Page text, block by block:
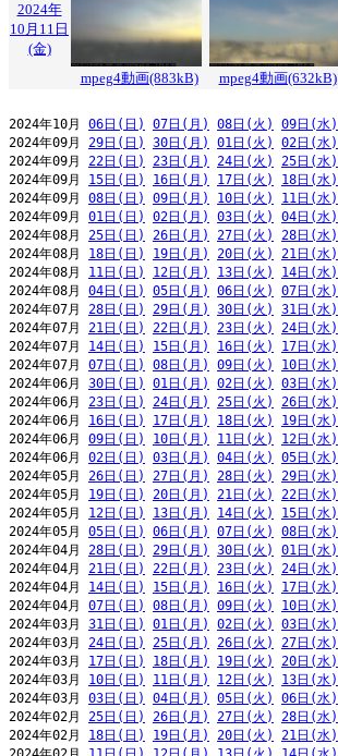
2024年
10月11日
(金)
mpeg4動画(883kB) mpeg4動画(632kB)
2024年10月 06日(日) 07日(月) 08日(火) 09日(水)
2024年09月 29日(日) 30日(月) 01日(火) 02日(水)
2024年09月 22日(日) 23日(月) 24日(火) 25日(水)
2024年09月 15日(日) 16日(月) 17日(火) 18日(水)
2024年09月 08日(日) 09日(月) 10日(火) 11日(水)
2024年09月 01日(日) 02日(月) 03日(火) 04日(水)
2024年08月 25日(日) 26日(月) 27日(火) 28日(水)
2024年08月 18日(日) 19日(月) 20日(火) 21日(水)
2024年08月 11日(日) 12日(月) 13日(火) 14日(水)
2024年08月 04日(日) 05日(月) 06日(火) 07日(水)
2024年07月 28日(日) 29日(月) 30日(火) 31日(水)
2024年07月 21日(日) 22日(月) 23日(火) 24日(水)
2024年07月 14日(日) 15日(月) 16日(火) 17日(水)
2024年07月 07日(日) 08日(月) 09日(火) 10日(水)
2024年06月 30日(日) 01日(月) 02日(火) 03日(水)
2024年06月 23日(日) 24日(月) 25日(火) 26日(水)
2024年06月 16日(日) 17日(月) 18日(火) 19日(水)
2024年06月 09日(日) 10日(月) 11日(火) 12日(水)
2024年06月 02日(日) 03日(月) 04日(火) 05日(水)
2024年05月 26日(日) 27日(月) 28日(火) 29日(水)
2024年05月 19日(日) 20日(月) 21日(火) 22日(水)
2024年05月 12日(日) 13日(月) 14日(火) 15日(水)
2024年05月 05日(日) 06日(月) 07日(火) 08日(水)
2024年04月 28日(日) 29日(月) 30日(火) 01日(水)
2024年04月 21日(日) 22日(月) 23日(火) 24日(水)
2024年04月 14日(日) 15日(月) 16日(火) 17日(水)
2024年04月 07日(日) 08日(月) 09日(火) 10日(水)
2024年03月 31日(日) 01日(月) 02日(火) 03日(水)
2024年03月 24日(日) 25日(月) 26日(火) 27日(水)
2024年03月 17日(日) 18日(月) 19日(火) 20日(水)
2024年03月 10日(日) 11日(月) 12日(火) 13日(水)
2024年03月 03日(日) 04日(月) 05日(火) 06日(水)
2024年02月 25日(日) 26日(月) 27日(火) 28日(水)
2024年02月 18日(日) 19日(月) 20日(火) 21日(水)